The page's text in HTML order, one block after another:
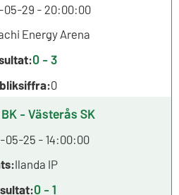
05-29 - 20:00:00
Energy Arena
0 - 3
0
- Västerås SK
05-25 - 14:00:00
Ilanda IP
0 - 1